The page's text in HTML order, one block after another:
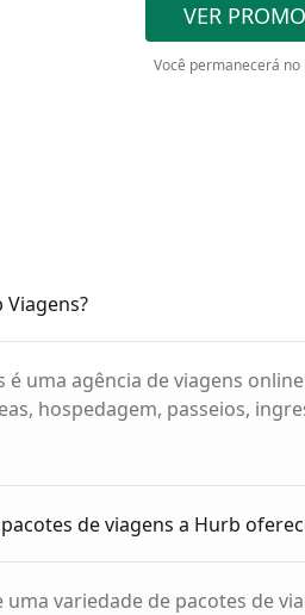
VER
Você permanecerá no
Viagens?
é uma agência de viagens
hospedagem, passeios,
de viagens a Hurb
uma variedade de pacotes de